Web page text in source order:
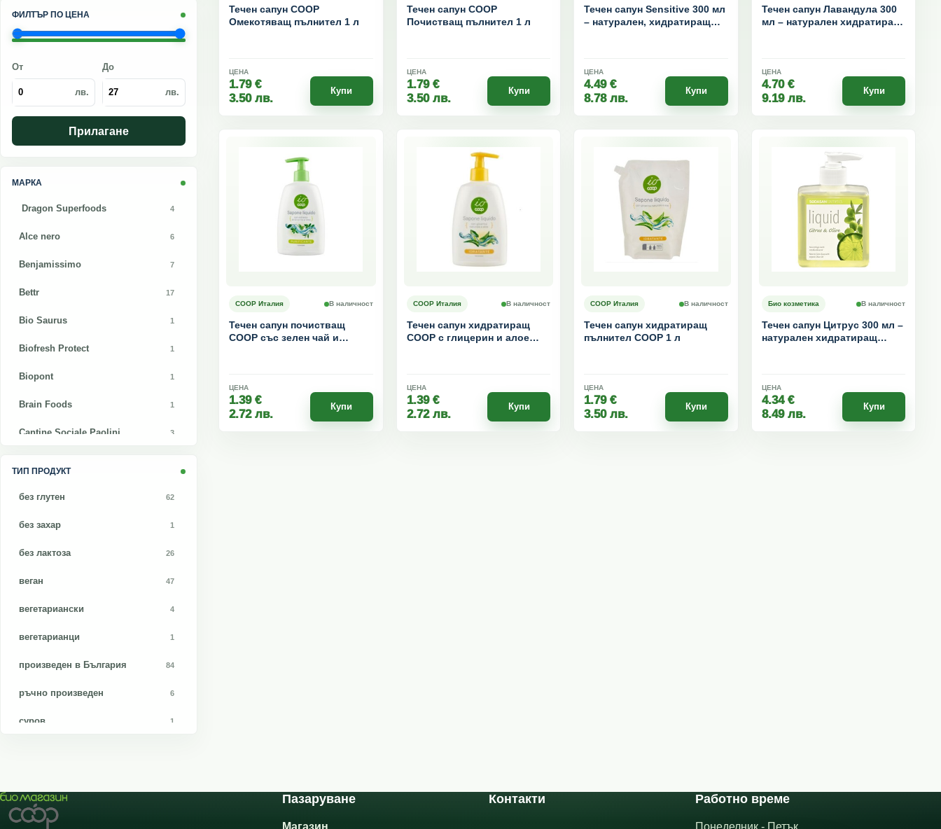
ФИЛТЪР ПО ЦЕНА
От
лв.
До
лв.
Прилагане
МАРКА
Dragon Superfoods 4
Alce nero 6
Benjamissimo 7
Bettr 17
Bio Saurus 1
Biofresh Protect 1
Biopont 1
Brain Foods 1
Cantine Sociale Paolini 3
Kombucha life
Kookie Cat
ТИП ПРОДУКТ
без глутен 62
без захар 1
без лактоза 26
веган 47
вегетариански 4
вегетарианци 1
произведен в България 84
ръчно произведен 6
суров 1
Течен сапун COOP
Омекотяващ пълнител 1 л
ЦЕНА
1.79 €
3.50 лв.
Купи
Течен сапун COOP
Почистващ пълнител 1 л
ЦЕНА
1.79 €
3.50 лв.
Купи
Течен сапун Sensitive 300 мл
– натурален, хидратиращ
ЦЕНА
4.49 €
8.78 лв.
Купи
Течен сапун Лавандула 300
мл – натурален хидратиращ
ЦЕНА
4.70 €
9.19 лв.
Купи
COOP Италия В наличност
Течен сапун почистващ
COOP със зелен чай и
ЦЕНА
1.39 €
2.72 лв.
Купи
COOP Италия В наличност
Течен сапун хидратиращ
COOP с глицерин и алое
ЦЕНА
1.39 €
2.72 лв.
Купи
COOP Италия В наличност
Течен сапун хидратиращ
пълнител COOP 1 л
ЦЕНА
1.79 €
3.50 лв.
Купи
Био козметика В наличност
Течен сапун Цитрус 300 мл –
натурален хидратиращ
ЦЕНА
4.34 €
8.49 лв.
Купи
Пазаруване
Магазин
Контакти Работно време
Понеделник - Петък